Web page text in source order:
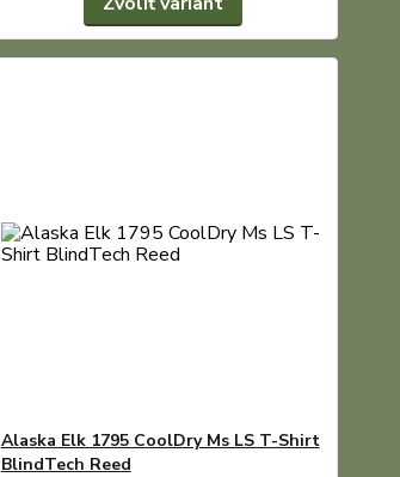
Alaska Elk 1795 CoolDry Ms LS T-Shirt
BlindTech Reed